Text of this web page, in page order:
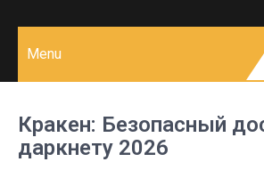
Menu
Кракен: Безопасный
даркнету 2026